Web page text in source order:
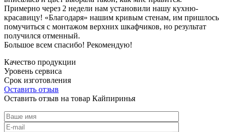
Примерно через 2 недели нам установили нашу кухню-
красавицу! «Благодаря» нашим кривым стенам, им пришлось
помучиться с монтажом верхних шкафчиков, но результат
получился отменный.
Большое всем спасибо! Рекомендую!
Качество продукции
Уровень сервиса
Срок изготовления
Оставить отзыв
Оставить отзыв на товар Кайпиринья